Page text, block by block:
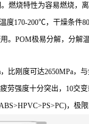
燃烧特性为容易燃烧
度170-200℃，干燥
POM极易分解，分解
刚度可达2650MPa
强度十分突出，10交
，